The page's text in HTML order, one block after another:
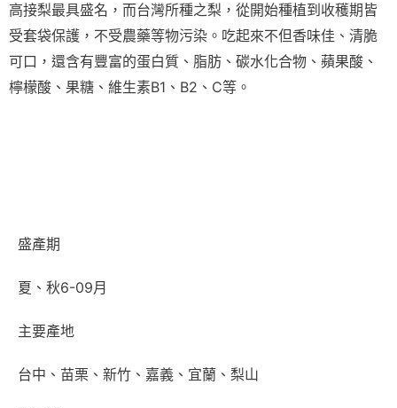
高接梨最具盛名，而台灣所種之梨，從開始種植到收穫期皆
受套袋保護，不受農藥等物污染。吃起來不但香味佳、清脆
可口，還含有豐富的蛋白質、脂肪、碳水化合物、蘋果酸、
檸檬酸、果糖、維生素B1、B2、C等。
盛產期
夏、秋6-09月
主要產地
台中、苗栗、新竹、嘉義、宜蘭、梨山